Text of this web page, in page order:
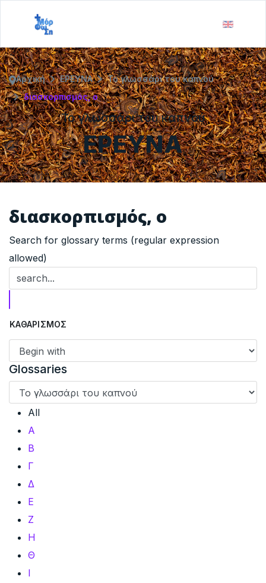
ΕΡΕΥΝΑ
Το γλωσσάρι του καπνού
Αρχική ΕΡΕΥΝΑ
Το γλωσσάρι του καπνού
διασκορπισμός, ο
διασκορπισμός, ο
Search for glossary terms (regular expression
allowed)
Glossaries
All
Α
Β
Γ
Δ
Ε
Ζ
Η
Θ
Ι